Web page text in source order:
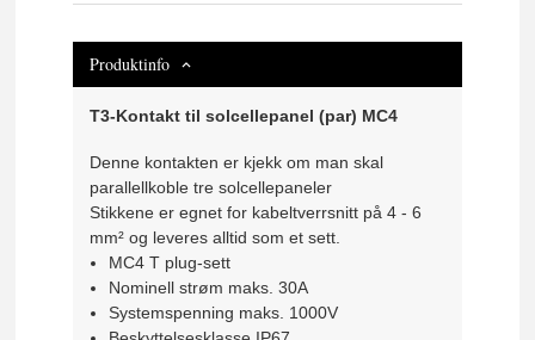
Produktinfo
T3-Kontakt til solcellepanel (par) MC4
Denne kontakten er kjekk om man skal
parallellkoble tre solcellepaneler
Stikkene er egnet for kabeltverrsnitt på 4 - 6
mm² og leveres alltid som et sett.
MC4 T plug-sett
Nominell strøm maks. 30A
Systemspenning maks. 1000V